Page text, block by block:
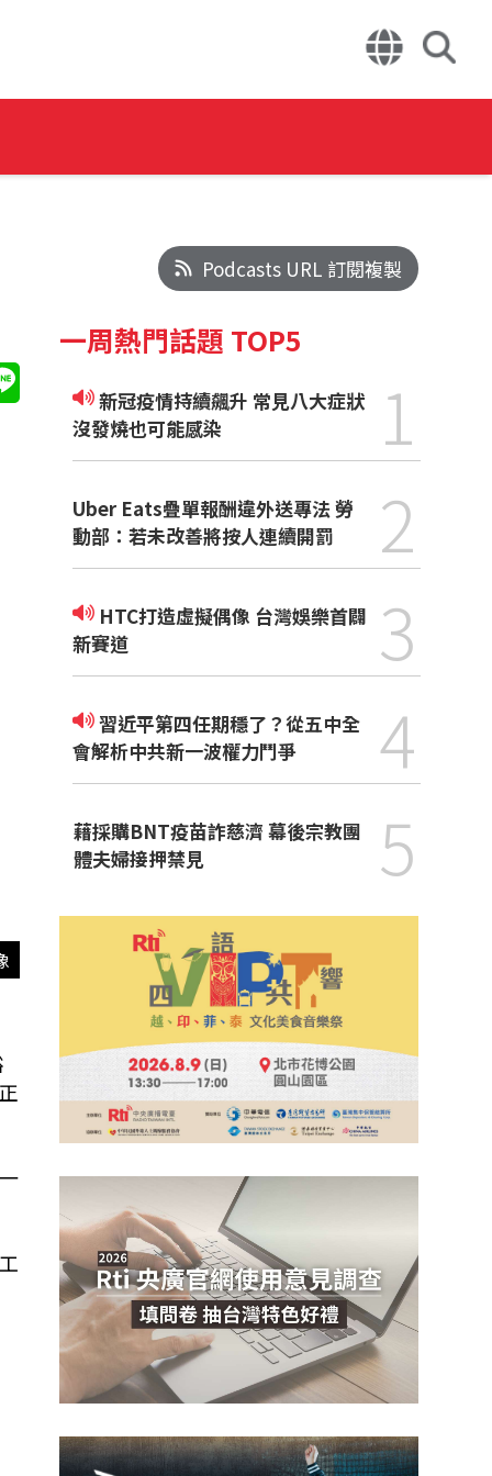
Podcasts URL 訂閱複製
一周熱門話題 TOP5
新冠疫情持續飆升 常見八大症狀
沒發燒也可能感染
1
Uber Eats疊單報酬違外送專法 勞
動部：若未改善將按人連續開罰
2
新賽道
3
習近平第四任期穩了？從五中全
會解析中共新一波權力鬥爭
4
藉採購BNT疫苗詐慈濟 幕後宗教團
體夫婦接押禁見
5